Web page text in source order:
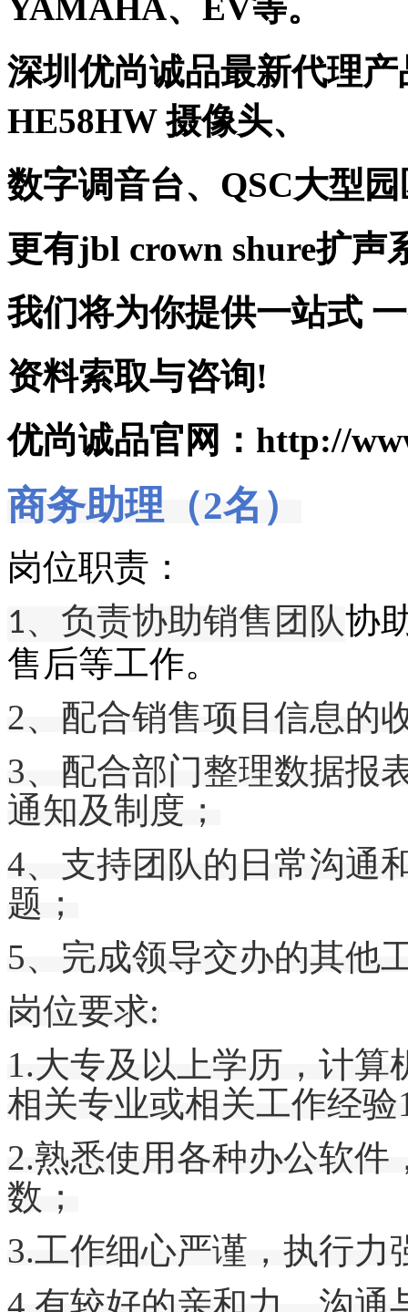
深圳优尚诚品最新代理
HE58HW 摄像头、
数字调音台、QSC大型
更有jbl crown shure扩声
我们将为你提供一站式
资料索取与咨询!
优尚诚品官网：http://
商务助理（2名）
岗位职责：
1、负责协助销售团队协
售后等工作。
2、 配合销售项目信息的
3、配合部门整理数据报
通知及制度；
4、支持团队的日常沟通
题；
5、完成领导交办的其他
岗位要求:
1.大专及以上学历， 计算
相关专业或相关工作经验
2.熟悉使用各种办公软件
数；
3.工作细心严谨，执行力
4.有较好的亲和力， 沟通